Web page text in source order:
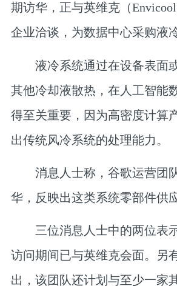
期访华，正与英维克（
企业洽谈，为数据中心采购液
液冷系统通过在设备表面
其他冷却液散热，在人工智能
得至关重要，因为高密度计算
出传统风冷系统的处理能力。
消息人士称，谷歌运营团
华，反映出这类系统零部件供
三位消息人士中的两位表
访问期间已与英维克会面。另
出，该团队还计划与至少一家